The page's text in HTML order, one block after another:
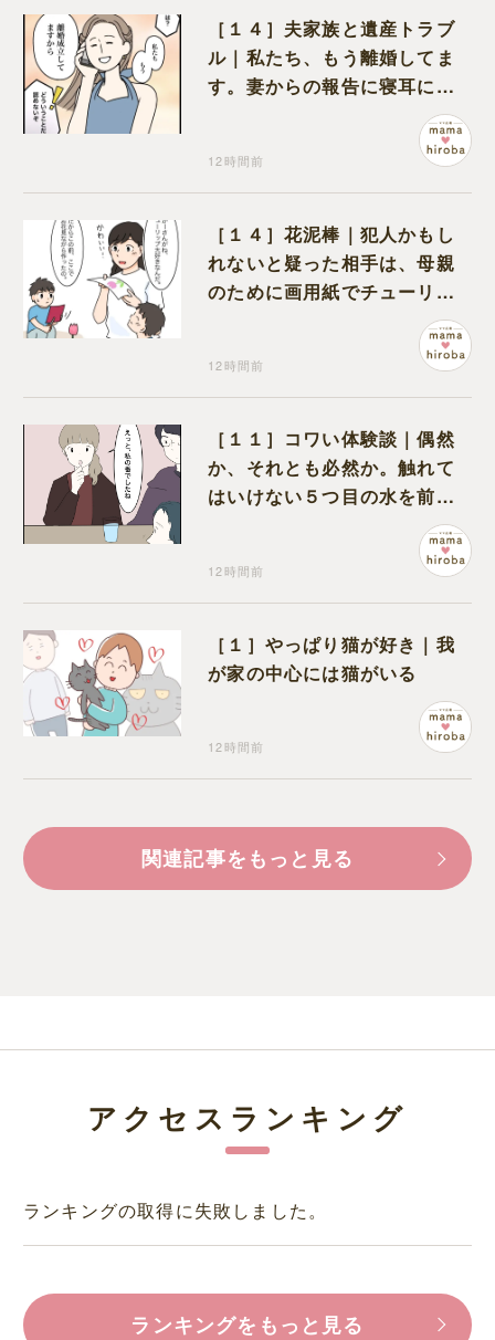
［１４］夫家族と遺産トラブ
ル｜私たち、もう離婚してま
す。妻からの報告に寝耳に水
12時間前
［１４］花泥棒｜犯人かもし
れないと疑った相手は、母親
のために画用紙でチューリッ
プを作っていただけだった
12時間前
［１１］コワい体験談｜偶然
か、それとも必然か。触れて
はいけない５つ目の水を前に
12時間前
［１］やっぱり猫が好き｜我
が家の中心には猫がいる
12時間前
関連記事をもっと見る
アクセスランキング
ランキングの取得に失敗しました。
ランキングをもっと見る